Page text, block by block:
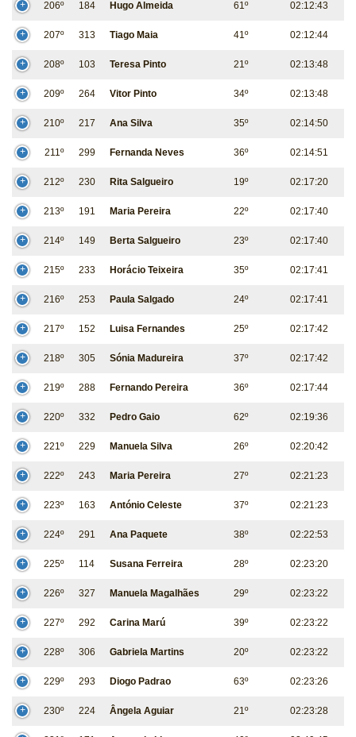
206º 184 Hugo Almeida 61º 02:12:43
207º 313 Tiago Maia 41º 02:12:44
208º 103 Teresa Pinto 21º 02:13:48
209º 264 Vitor Pinto 34º 02:13:48
210º 217 Ana Silva 35º 02:14:50
211º 299 Fernanda Neves 36º 02:14:51
212º 230 Rita Salgueiro 19º 02:17:20
213º 191 Maria Pereira 22º 02:17:40
214º 149 Berta Salgueiro 23º 02:17:40
215º 233 Horácio Teixeira 35º 02:17:41
216º 253 Paula Salgado 24º 02:17:41
217º 152 Luisa Fernandes 25º 02:17:42
218º 305 Sónia Madureira 37º 02:17:42
219º 288 Fernando Pereira 36º 02:17:44
220º 332 Pedro Gaio 62º 02:19:36
221º 229 Manuela Silva 26º 02:20:42
222º 243 Maria Pereira 27º 02:21:23
223º 163 António Celeste 37º 02:21:23
224º 291 Ana Paquete 38º 02:22:53
225º 114 Susana Ferreira 28º 02:23:20
226º 327 Manuela Magalhães 29º 02:23:22
227º 292 Carina Marú 39º 02:23:22
228º 306 Gabriela Martins 20º 02:23:22
229º 293 Diogo Padrao 63º 02:23:26
230º 224 Ângela Aguiar 21º 02:23:28